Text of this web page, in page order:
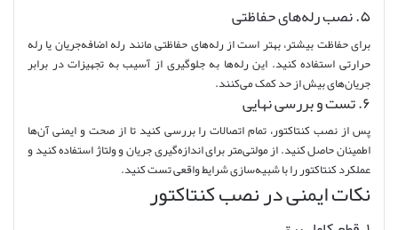
۵. نصب رله‌های حفاظتی
برای حفاظت بیشتر، بهتر است از رله‌های حفاظتی مانند رله اضافه‌جریان یا رله
حرارتی استفاده کنید. این رله‌ها به جلوگیری از آسیب به تجهیزات در برابر
جریان‌های بیش از حد کمک می‌کنند.
۶. تست و بررسی نهایی
پس از نصب کنتاکتور، تمام اتصالات را بررسی کنید تا از صحت و ایمنی آن‌ها
اطمینان حاصل کنید. از مولتی‌متر برای اندازه‌گیری جریان و ولتاژ استفاده کنید و
عملکرد کنتاکتور را با شبیه‌سازی شرایط واقعی تست کنید.
نکات ایمنی در نصب کنتاکتور